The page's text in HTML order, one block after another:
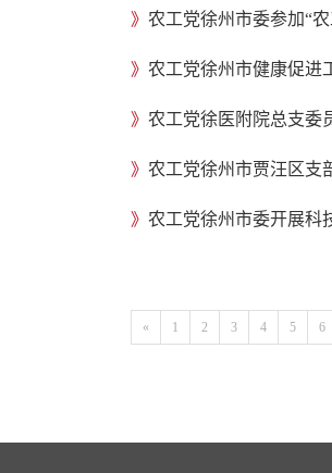
》 农工党徐州市委参加“
》 农工党徐州市健康促进
》
》 农工党徐州市贾汪区支
》 农工党徐州市委开展科
« 1 2 3 4 5 6